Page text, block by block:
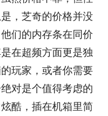
，芝奇的价格并没
们的内存条在同价
在超频方面更是独
玩家，或者你需要
对是个值得考虑的
酷，插在机箱里简